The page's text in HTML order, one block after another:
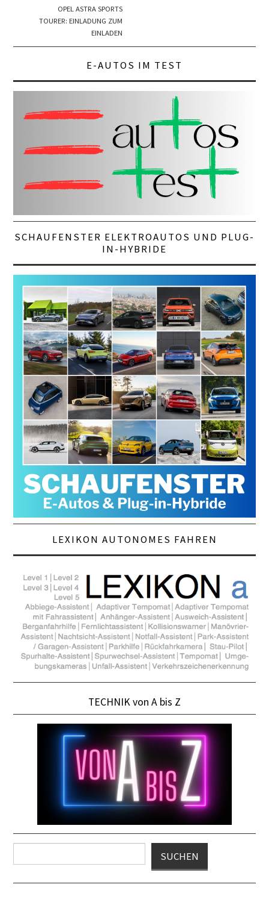
OPEL ASTRA SPORTS
TOURER: EINLADUNG ZUM
EINLADEN
E-AUTOS IM TEST
SCHAUFENSTER ELEKTROAUTOS UND PLUG-
IN-HYBRIDE
LEXIKON AUTONOMES FAHREN
TECHNIK von A bis Z
SUCHEN